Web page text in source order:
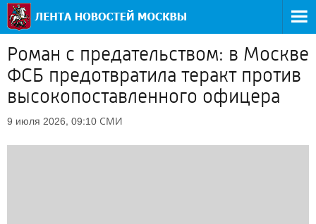
Роман с предательством: в Москве
ФСБ предотвратила теракт против
высокопоставленного офицера
9 июля 2026, 09:10 СМИ